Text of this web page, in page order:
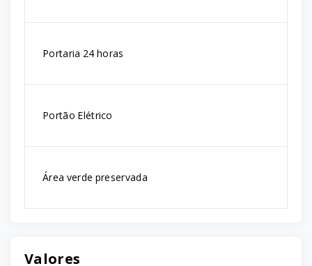
Portaria 24 horas
Portão Elétrico
Área verde preservada
Valores